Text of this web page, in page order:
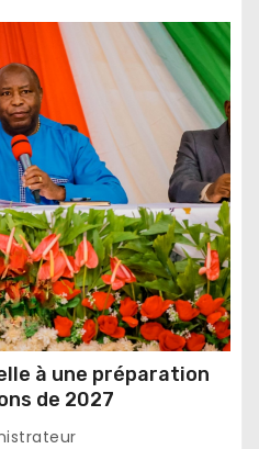
à une préparation
de 2027